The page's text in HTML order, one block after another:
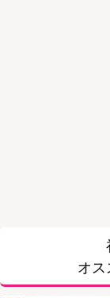
オ